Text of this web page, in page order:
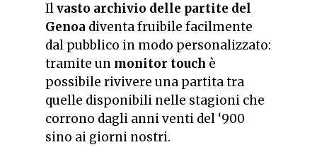
Ilvasto archivio delle partite del
Genoa diventa fruibile facilmente
dal pubblico in modo personalizzato:
tramite un monitor touch è
possibile rivivere una partita tra
quelle disponibili nelle stagioni che
corrono dagli anni venti del ‘900
sino ai giorni nostri.